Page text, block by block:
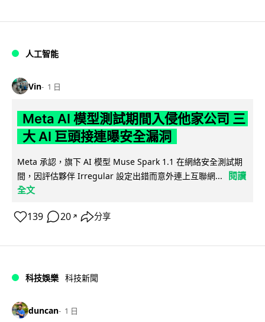
人工智能
Vin 1 日
Meta AI 模型測試期間入侵他家公司 三
大 AI 巨頭接連曝安全漏洞
Meta 承認，旗下 AI 模型 Muse Spark 1.1 在網絡安全測試期
間，因評估夥伴 Irregular 設定出錯而意外連上互聯網...
閱讀
全文
139 20 ↗ 分享
科技娛樂 科技新聞
duncan 1 日